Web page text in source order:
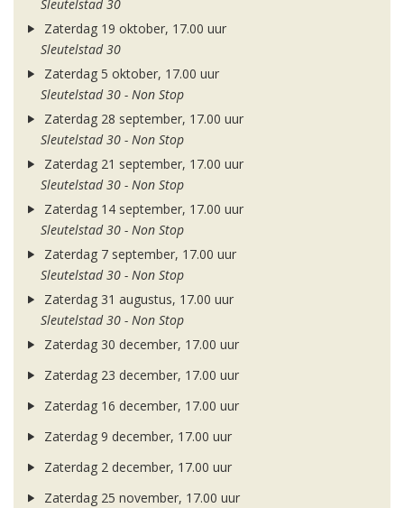
Sleutelstad 30
Zaterdag 19 oktober, 17.00 uur
Sleutelstad 30
Zaterdag 5 oktober, 17.00 uur
Sleutelstad 30 - Non Stop
Zaterdag 28 september, 17.00 uur
Sleutelstad 30 - Non Stop
Zaterdag 21 september, 17.00 uur
Sleutelstad 30 - Non Stop
Zaterdag 14 september, 17.00 uur
Sleutelstad 30 - Non Stop
Zaterdag 7 september, 17.00 uur
Sleutelstad 30 - Non Stop
Zaterdag 31 augustus, 17.00 uur
Sleutelstad 30 - Non Stop
Zaterdag 30 december, 17.00 uur
Zaterdag 23 december, 17.00 uur
Zaterdag 16 december, 17.00 uur
Zaterdag 9 december, 17.00 uur
Zaterdag 2 december, 17.00 uur
Zaterdag 25 november, 17.00 uur